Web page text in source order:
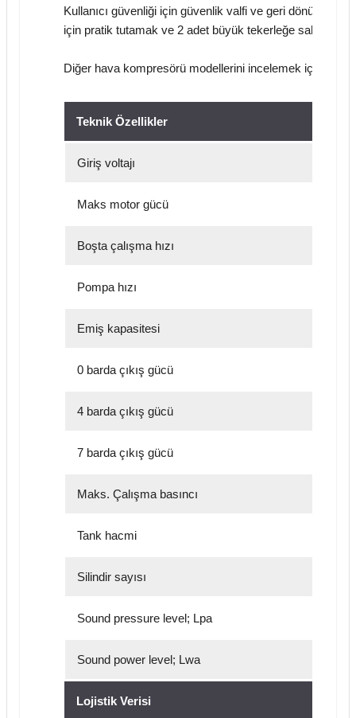
Kullanıcı güvenliği için güvenlik valfi ve geri dönüşsüz
için pratik tutamak ve 2 adet büyük tekerleğe sahiptir.
Diğer hava kompresörü modellerini incelemek için
Teknik Özellikler
Giriş voltajı
Maks motor gücü
Boşta çalışma hızı
Pompa hızı
Emiş kapasitesi
0 barda çıkış gücü
4 barda çıkış gücü
7 barda çıkış gücü
Maks. Çalışma basıncı
Tank hacmi
Silindir sayısı
Sound pressure level; Lpa
Sound power level; Lwa
Lojistik Verisi